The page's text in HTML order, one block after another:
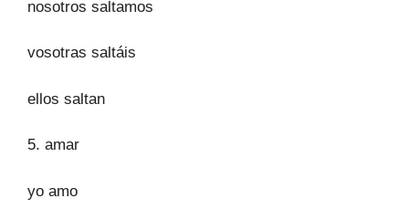
nosotros saltamos
vosotras saltáis
ellos saltan
5. amar
yo amo